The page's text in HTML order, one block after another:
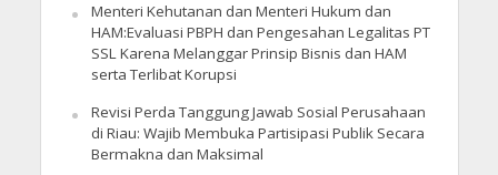
Menteri Kehutanan dan Menteri Hukum dan
HAM:Evaluasi PBPH dan Pengesahan Legalitas PT
SSL Karena Melanggar Prinsip Bisnis dan HAM
serta Terlibat Korupsi
Revisi Perda Tanggung Jawab Sosial Perusahaan
di Riau: Wajib Membuka Partisipasi Publik Secara
Bermakna dan Maksimal